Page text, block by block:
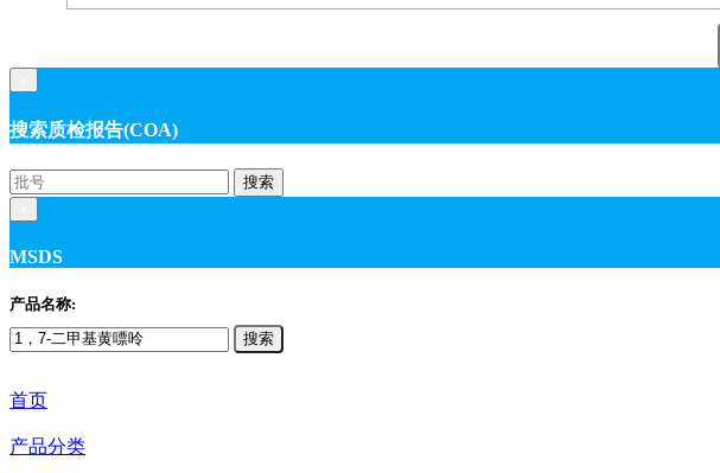
搜索质检报告(COA)
搜索
MSDS
产品名称:
搜索
首页
产品分类